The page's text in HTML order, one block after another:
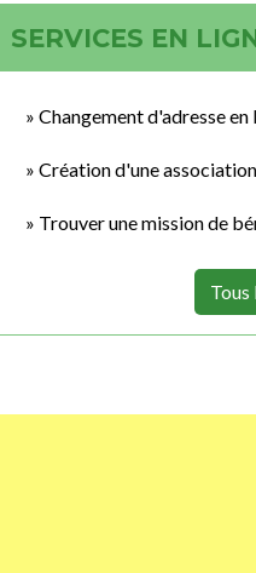
SERVICES EN
Changement d'adresse en
Création d'une
Trouver une mission de
Tous